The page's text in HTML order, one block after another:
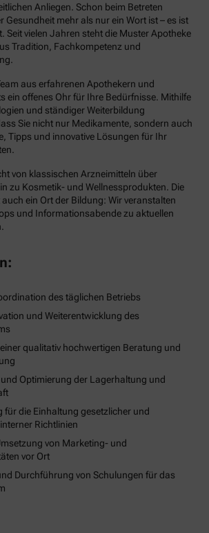
Anliegen. Schon beim Betreten
Gesundheit mehr als nur ein Wort ist – es ist
Seit vielen Jahren steht die Muster Apotheke
Tradition, Fachkompetenz und
aus erfahrenen Apothekern und
ein offenes Ohr für Ihre Bedürfnisse. Mithilfe
und ständiger Weiterbildung
Sie nicht nur Medikamente, sondern auch
Tipps und innovative Lösungen für Ihr
von klassischen Arzneimitteln über
zu Kosmetik- und Wellnessprodukten. Die
ein Ort der Bildung: Wir veranstalten
und Informationsabende zu aktuellen
des täglichen Betriebs
und Weiterentwicklung des
qualitativ hochwertigen Beratung und
Optimierung der Lagerhaltung und
die Einhaltung gesetzlicher und
Richtlinien
von Marketing- und
vor Ort
Durchführung von Schulungen für das